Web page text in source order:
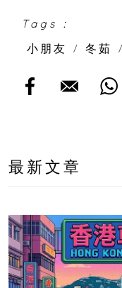
Tags :
小朋友
/ 冬茹 /
最新文章